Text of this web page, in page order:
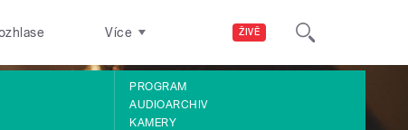
ŽIVĚ
Více
PROGRAM
AUDIOARCHIV
KAMERY